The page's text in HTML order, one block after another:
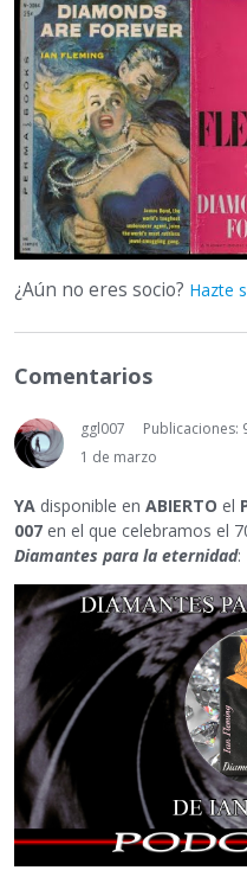
¿Aún no eres socio? Hazte
Comentarios
ggl007
Publicaciones:
1 de marzo
YA disponible en ABIERTO el
007 en el que celebramos el
Diamantes para la eternidad: